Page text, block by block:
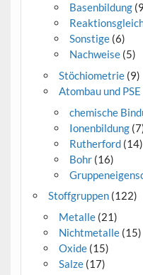
Basenbildung
Sonstige (6)
Nachweise (5)
Stöchiometrie(9)
Atombau und PSE
chemische
Ionenbildung
Rutherford (14)
Bohr (16)
Stoffgruppen(122)
Metalle(21)
Nichtmetalle(15)
Oxide(15)
Salze(17)